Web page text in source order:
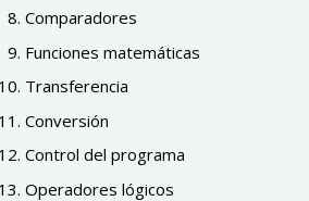
Comparadores
Funciones matemáticas
Transferencia
Conversión
Control del programa
Operadores lógicos